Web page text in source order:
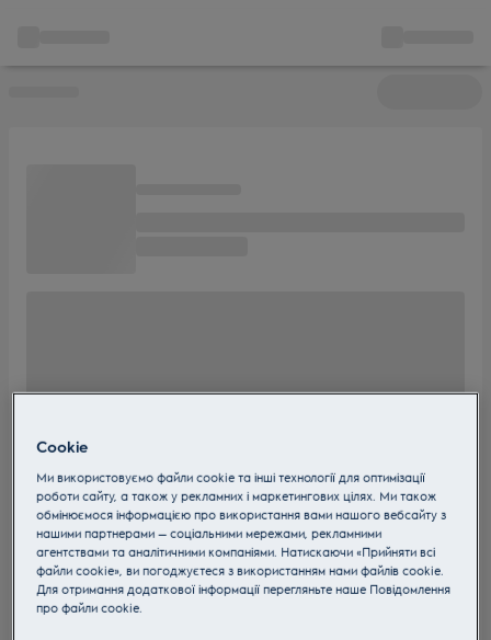
Cookie
Ми використовуємо файли cookie та інші технології для оптимізації
роботи сайту, а також у рекламних і маркетингових цілях. Ми також
обмінюємося інформацією про використання вами нашого вебсайту з
нашими партнерами — соціальними мережами, рекламними
агентствами та аналітичними компаніями. Натискаючи «Прийняти всі
файли cookie», ви погоджуєтеся з використанням нами файлів cookie.
Для отримання додаткової інформації перегляньте наше Пoвідомлення
прo файли cookie.